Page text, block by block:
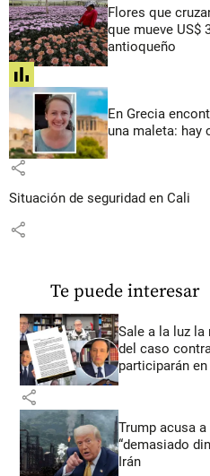
Flores que
que mueve US$
antioqueño
share
En Grecia
una maleta: hay
share
Situación de seguridad en Cali
share
Te puede interesar
Sale a la luz
del caso
participarán
share
Trump acusa
“demasiado
Irán